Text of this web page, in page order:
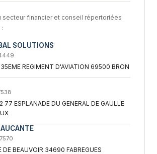
secteur financier et conseil répertoriées
SOLUTIONS
REGIMENT D'AVIATION 69500 BRON
77 ESPLANADE DU GENERAL DE GAULLE
DE BEAUVOIR 34690 FABREGUES